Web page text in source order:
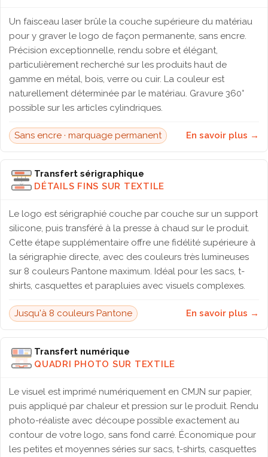
Un faisceau laser brûle la couche supérieure du matériau
pour y graver le logo de façon permanente, sans encre.
Précision exceptionnelle, rendu sobre et élégant,
particulièrement recherché sur les produits haut de
gamme en métal, bois, verre ou cuir. La couleur est
naturellement déterminée par le matériau. Gravure 360°
possible sur les articles cylindriques.
Sans encre · marquage permanent En savoir plus →
Transfert sérigraphique
DÉTAILS FINS SUR TEXTILE
Le logo est sérigraphié couche par couche sur un support
silicone, puis transféré à la presse à chaud sur le produit.
Cette étape supplémentaire offre une fidélité supérieure à
la sérigraphie directe, avec des couleurs très lumineuses
sur 8 couleurs Pantone maximum. Idéal pour les sacs, t-
shirts, casquettes et parapluies avec visuels complexes.
Jusqu'à 8 couleurs Pantone En savoir plus →
Transfert numérique
QUADRI PHOTO SUR TEXTILE
Le visuel est imprimé numériquement en CMJN sur papier,
puis appliqué par chaleur et pression sur le produit. Rendu
photo-réaliste avec découpe possible exactement au
contour de votre logo, sans fond carré. Économique pour
les petites et moyennes séries sur sacs, t-shirts, casquettes